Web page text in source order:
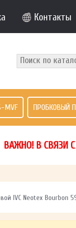
Контакты
MVF ПРОБКОВЫЙ
ВАЖНО! В СВЯЗИ
IVC Neotex Bourbon